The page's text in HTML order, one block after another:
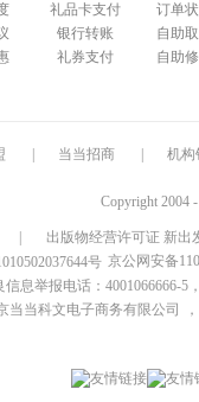
礼品卡支付
银行转账
礼券支付
订单
自助
自助
当当招商 机构
Copyright 2004
出版物经营许可证 新出
京公网安备
息举报电话：4001066666-5
当当科文电子商务有限公司